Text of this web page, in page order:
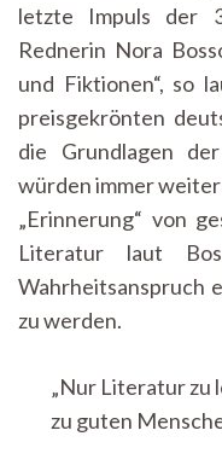
letzte Impuls der
Rednerin Nora
und Fiktionen“, so
preisgekrönten
die Grundlagen
würden immer
„Erinnerung“ von
Literatur laut
Wahrheitsanspruch
zu werden.
„Nur Literatur zu
zu guten